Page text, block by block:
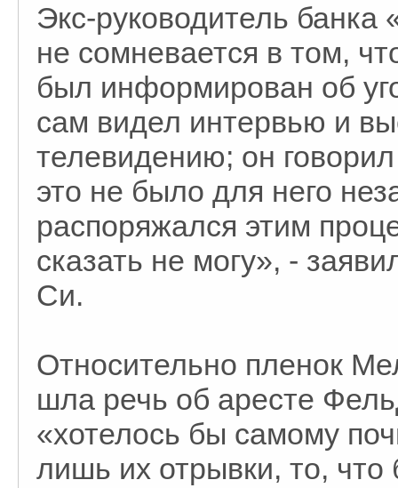
Экс-руководитель
не сомневается в том,
был информирован об
сам видел интервью и
телевидению; он
это не было для него
распоряжался этим
сказать не могу», -
Си.
Относительно пленок
шла речь об аресте
«хотелось бы самому
лишь их отрывки, то,